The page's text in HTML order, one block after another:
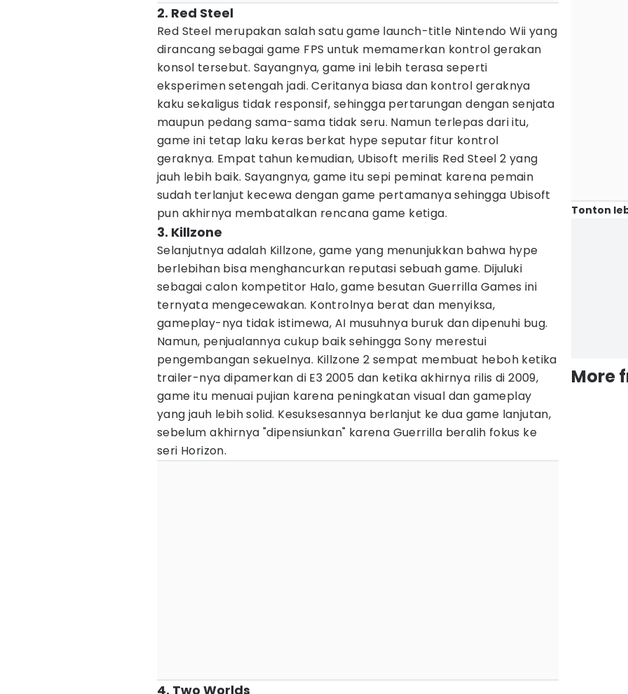
2. Red Steel
Red Steel merupakan salah satu game launch-title Nintendo Wii yang
dirancang sebagai game FPS untuk memamerkan kontrol gerakan
konsol tersebut. Sayangnya, game ini lebih terasa seperti
eksperimen setengah jadi. Ceritanya biasa dan kontrol geraknya
kaku sekaligus tidak responsif, sehingga pertarungan dengan senjata
maupun pedang sama-sama tidak seru. Namun terlepas dari itu,
game ini tetap laku keras berkat hype seputar fitur kontrol
geraknya. Empat tahun kemudian, Ubisoft merilis Red Steel 2 yang
jauh lebih baik. Sayangnya, game itu sepi peminat karena pemain
sudah terlanjut kecewa dengan game pertamanya sehingga Ubisoft
pun akhirnya membatalkan rencana game ketiga.
3. Killzone
Selanjutnya adalah Killzone, game yang menunjukkan bahwa hype
berlebihan bisa menghancurkan reputasi sebuah game. Dijuluki
sebagai calon kompetitor Halo, game besutan Guerrilla Games ini
ternyata mengecewakan. Kontrolnya berat dan menyiksa,
gameplay-nya tidak istimewa, AI musuhnya buruk dan dipenuhi bug.
Namun, penjualannya cukup baik sehingga Sony merestui
pengembangan sekuelnya. Killzone 2 sempat membuat heboh ketika
trailer-nya dipamerkan di E3 2005 dan ketika akhirnya rilis di 2009,
game itu menuai pujian karena peningkatan visual dan gameplay
yang jauh lebih solid. Kesuksesannya berlanjut ke dua game lanjutan,
sebelum akhirnya "dipensiunkan" karena Guerrilla beralih fokus ke
seri Horizon.
4. Two Worlds
Tonton
More